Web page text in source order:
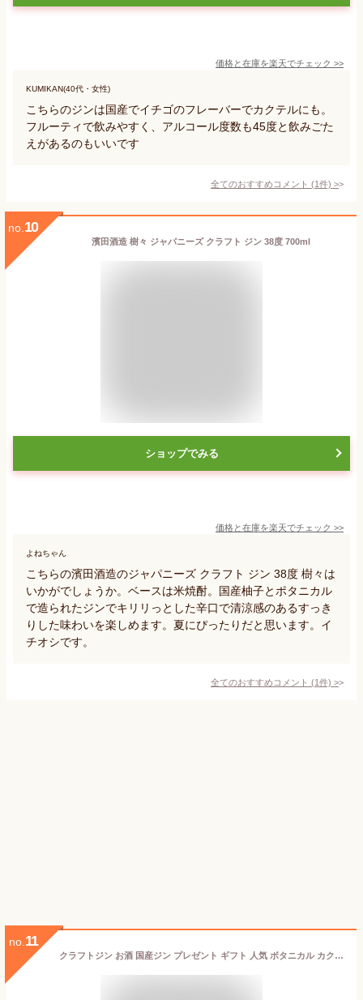
価格と在庫を楽天でチェック >>
KUMIKAN(40代・女性)
こちらのジンは国産でイチゴのフレーバーでカクテルにも。
フルーティで飲みやすく、アルコール度数も45度と飲みごた
えがあるのもいいです
全てのおすすめコメント (1件) >
no. 10
濱田酒造 樹々 ジャパニーズ クラフト ジン 38度 700ml
ショップでみる
価格と在庫を楽天でチェック >>
よねちゃん
こちらの濱田酒造のジャパニーズ クラフト ジン 38度 樹々は
いかがでしょうか。ベースは米焼酎。国産柚子とポタニカル
で造られたジンでキリリっとした辛口で清涼感のあるすっき
りした味わいを楽しめます。夏にぴったりだと思います。イ
チオシです。
全てのおすすめコメント (1件) >
no. 11
クラフトジン お酒 国産ジン プレゼント ギフト 人気 ボタニカル カクテル トニック ドライジン 和製ジン 香立 KODACHI ヒノキ スギ 中野BC 長久庵[016998] 富士白蒸留所